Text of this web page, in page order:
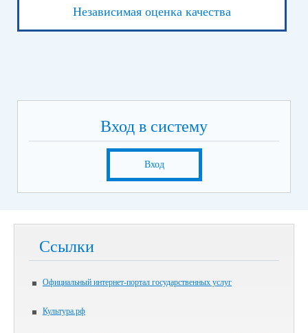
Независимая оценка качества
Вход в систему
Вход
Ссылки
Официальный интернет-портал государственных услуг
Культура.рф